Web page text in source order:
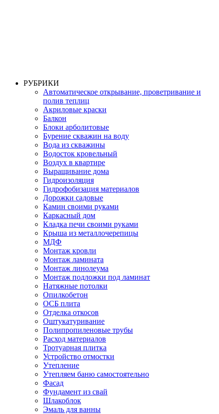
РУБРИКИ
Автоматическое открывание, проветривание и
полив теплиц
Акриловые краски
Балкон
Блоки арболитовые
Бурение скважин на воду
Вода из скважины
Водосток кровельный
Воздух в квартире
Выращивание дома
Гидроизоляция
Гидрофобизация материалов
Дорожки садовые
Камин своими руками
Каркасный дом
Кладка печи своими руками
Крыша из металлочерепицы
МДФ
Монтаж кровли
Монтаж ламината
Монтаж линолеума
Монтаж подложки под ламинат
Натяжные потолки
Опилкобетон
ОСБ плита
Отделка откосов
Оштукатуривание
Полипропиленовые трубы
Расход материалов
Тротуарная плитка
Устройство отмостки
Утепление
Утепляем баню самостоятельно
Фасад
Фундамент из свай
Шлакоблок
Эмаль для ванны